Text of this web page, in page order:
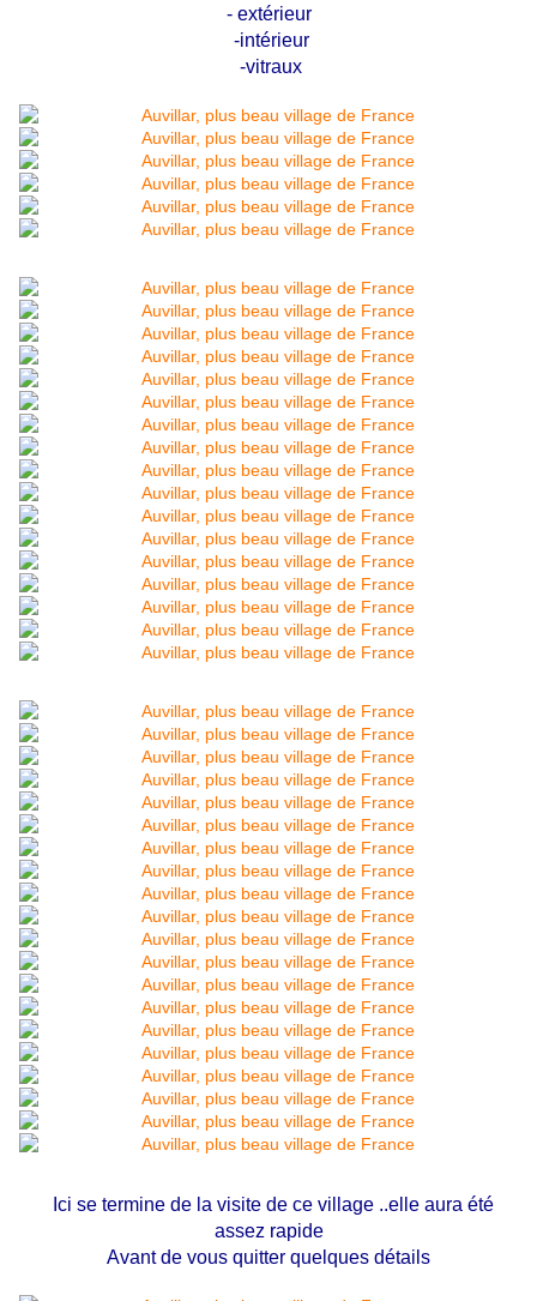
- extérieur
-intérieur
-vitraux
Ici se termine de la visite de ce village ..elle aura été
assez rapide
Avant de vous quitter quelques détails